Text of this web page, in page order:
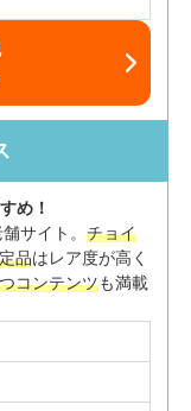
め！
舗サイト。チョイ
品はレア度が高く
コンテンツも満載